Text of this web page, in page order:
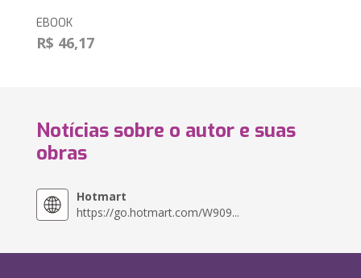
EBOOK
R$ 46,17
Notícias sobre o autor e suas
obras
Hotmart
https://go.hotmart.com/W909...